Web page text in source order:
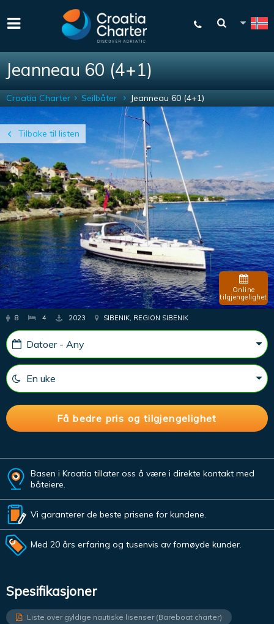
Jeanneau 60 (4+1)
Tilbake til listen
Croatia Charter Seilbåter Jeanneau 60 (4+1)
Online
tilgjengelighet
8 4 2023 SIBENIK, REGION SIBENIK
Basen i Kroatia tillater oss å være i direkte kontakt med
båteiere.
Vi garanterer de beste prisene for kundene.
Med 20 års erfaring og tusenvis av fornøyde kunder.
Spesifikasjoner
Liste over gyldige nautiske lisenser (Bareboat charter)